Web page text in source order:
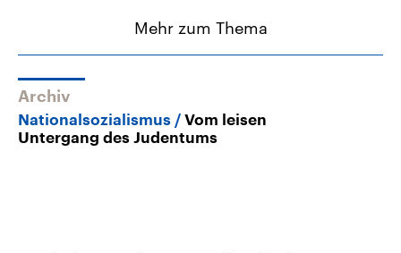
Mehr zum Thema
Archiv
Nationalsozialismus
Vom leisen
Untergang des Judentums